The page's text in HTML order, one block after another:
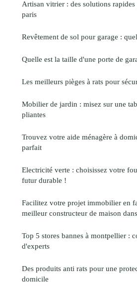
Artisan vitrier : des solutions
paris
Revêtement de sol pour garage :
Quelle est la taille d'une porte de
Les meilleurs pièges à rats pour
Mobilier de jardin : misez sur une
pliantes
Trouvez votre aide ménagère à
parfait
Electricité verte : choisissez votre
futur durable !
Facilitez votre projet immobilier en
meilleur constructeur de maison
Top 5 stores bannes à montpellier :
d'experts
Des produits anti rats pour une
domicile